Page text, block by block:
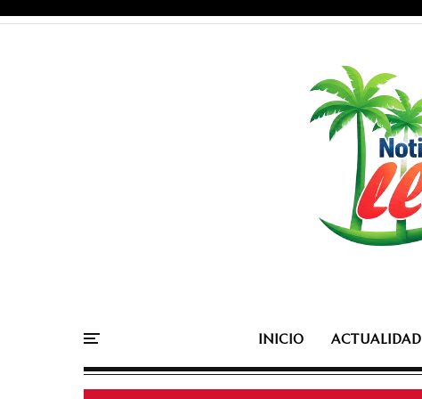
INICIO ACTUALIDAD